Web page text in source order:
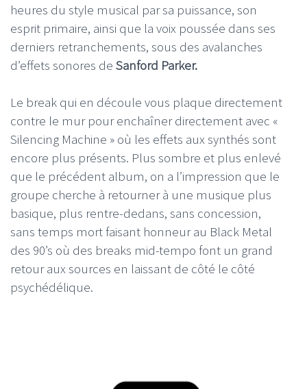
heures du style musical par sa puissance, son
esprit primaire, ainsi que la voix poussée dans ses
derniers retranchements, sous des avalanches
d’effets sonores de Sanford Parker.
Le break qui en découle vous plaque directement
contre le mur pour enchaîner directement avec «
Silencing Machine » où les effets aux synthés sont
encore plus présents. Plus sombre et plus enlevé
que le précédent album, on a l’impression que le
groupe cherche à retourner à une musique plus
basique, plus rentre-dedans, sans concession,
sans temps mort faisant honneur au Black Metal
des 90’s où des breaks mid-tempo font un grand
retour aux sources en laissant de côté le côté
psychédélique.